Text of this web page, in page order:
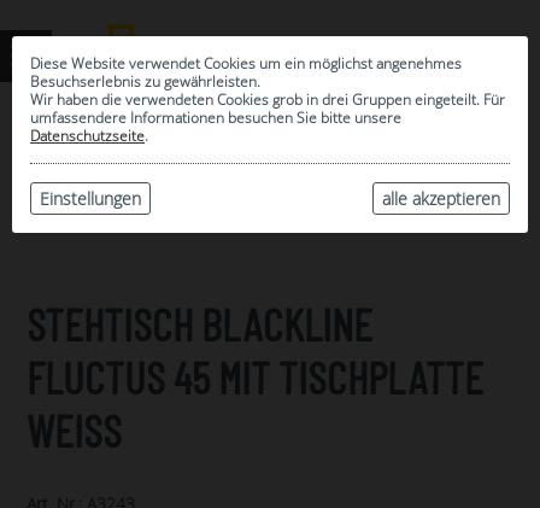
Diese Website verwendet Cookies um ein möglichst angenehmes
Besuchserlebnis zu gewährleisten.
Wir haben die verwendeten Cookies grob in drei Gruppen eingeteilt. Für
umfassendere Informationen besuchen Sie bitte unsere
Datenschutzseite.
alle akzeptieren
Einstellungen
ARCHIV
STEHTISCH BLACKLINE
FLUCTUS 45 MIT TISCHPLATTE
WEISS